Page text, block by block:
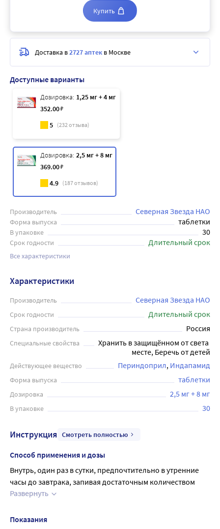
Доступные варианты
Дозировка: 1,25 мг + 4 мг
352.00₽
5 (232отзыва)
Дозировка: 2,5 мг + 8 мг
369.00₽
4.9 (187отзывов)
Производитель Северная Звезда НАО
Форма выпуска таблетки
В упаковке 30
Срок годности Длительный срок
Все характеристики
Купить
Доставка в2727 аптек в Москве
Характеристики
Производитель Северная Звезда НАО
Срок годности Длительный срок
Страна производитель Россия
Специальные свойства
Хранить в защищённом от света
месте, Беречь от детей
Действующее вещество Периндоприл Индапамид
Форма выпуска таблетки
Дозировка 2,5 мг + 8 мг
В упаковке 30
Инструкция Смотреть полностью
Способ применения и дозы
Внутрь, один раз в сутки, предпочтительно в утренние
часы до завтрака, запивая достаточным количеством
жидкости.
подбора доз однокомпонентных препаратов. В случае
Развернуть
Показания